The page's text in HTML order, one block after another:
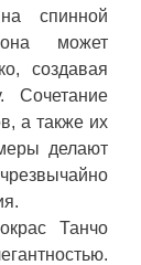
спинной
может
создавая
Сочетание
а также их
делают
Танчо